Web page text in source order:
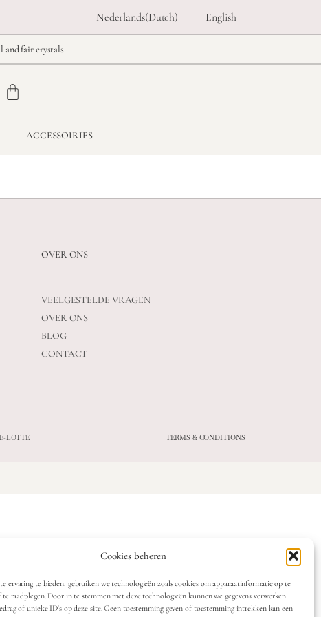
Cookies beheren
ervaring te bieden, gebruiken we technologieën zoals cookies om apparaatinformatie op te
te raadplegen. Door in te stemmen met deze technologieën kunnen we gegevens verwerken
of unieke ID's op deze site. Geen toestemming geven of toestemming intrekken kan een
Nederlands(Dutch) English
and fair crystals
ACCESSOIRIES
OVER ONS
VEELGESTELDE VRAGEN
OVER ONS
BLOG
CONTACT
LOTTE TERMS & CONDITIONS